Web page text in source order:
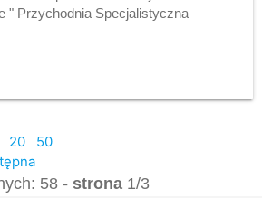
" Przychodnia Specjalistyczna
20
50
58- strona 1/3